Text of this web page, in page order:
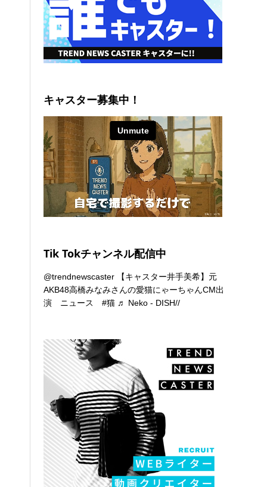
キャスター募集中！
Tik Tokチャンネル配信中
@trendnewscaster 【キャスター井手美希】元
AKB48高橋みなみさんの愛猫にゃーちゃんCM出
演 ニュース#猫 ♬ Neko - DISH//